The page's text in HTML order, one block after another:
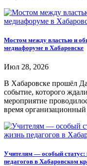
Мостом между властью и
медиафоруме в Хабаровске
Июл 28, 2026
В Хабаровске прошёл
событие, которого
мероприятие
время
Учителям — особый статус:
педагогов в Хабаровском